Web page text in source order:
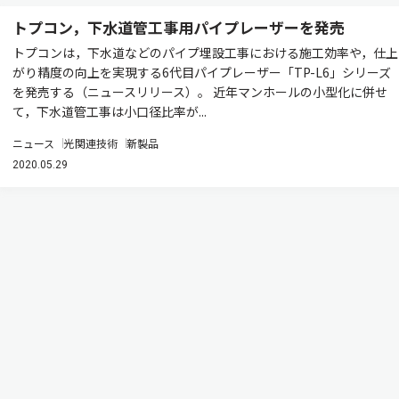
トプコン，下水道管工事用パイプレーザーを発売
トプコンは，下水道などのパイプ埋設工事における施工効率や，仕上
がり精度の向上を実現する6代目パイプレーザー「TP-L6」シリーズ
を発売する（ニュースリリース）。 近年マンホールの小型化に併せ
て，下水道管工事は小口径比率が...
ニュース 光関連技術 新製品
2020.05.29